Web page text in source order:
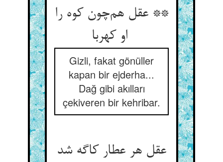
** عقل هم‌چون کوه را
Gizli, fakat gönüller
kapan bir ejderha...
Dağ gibi akılları
çekiveren bir kehribar.
عقل هر عطار کاگه شد